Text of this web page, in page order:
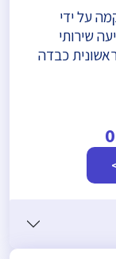
על ידי
שירותי
כבדה